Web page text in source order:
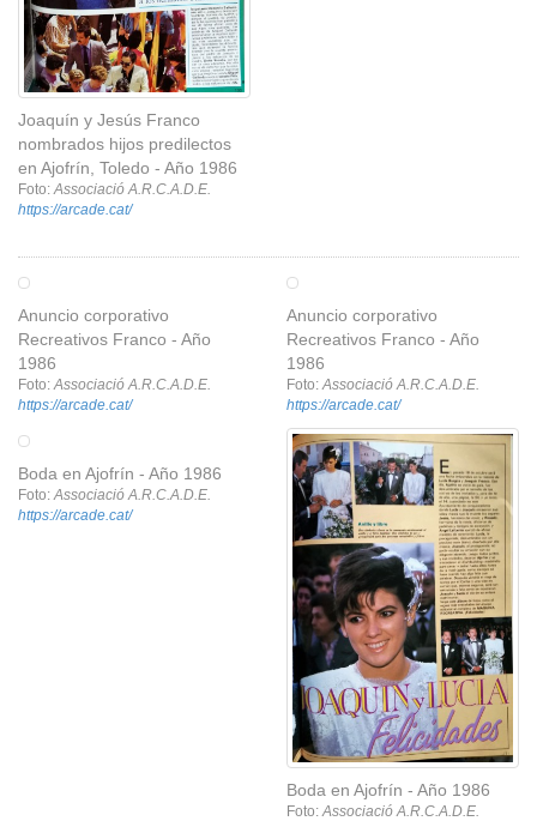
Joaquín y Jesús Franco
nombrados hijos predilectos
en Ajofrín, Toledo - Año 1986
Foto: Associació A.R.C.A.D.E.
https://arcade.cat/
Anuncio corporativo
Recreativos Franco - Año
1986
Foto: Associació A.R.C.A.D.E.
https://arcade.cat/
Anuncio corporativo
Recreativos Franco - Año
1986
Foto: Associació A.R.C.A.D.E.
https://arcade.cat/
Boda en Ajofrín - Año 1986
Foto: Associació A.R.C.A.D.E.
https://arcade.cat/
Boda en Ajofrín - Año 1986
Foto:Associació A.R.C.A.D.E.